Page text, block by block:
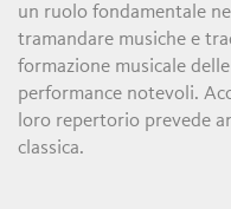
un ruolo fondamentale
tramandare musiche e
formazione musicale
performance notevoli.
loro repertorio prevede
classica.